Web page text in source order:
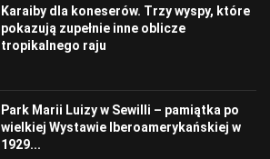
Karaiby dla koneserów. Trzy wyspy, które
pokazują zupełnie inne oblicze
tropikalnego raju
Park Marii Luizy w Sewilli – pamiątka po
wielkiej Wystawie Iberoamerykańskiej w
1929...